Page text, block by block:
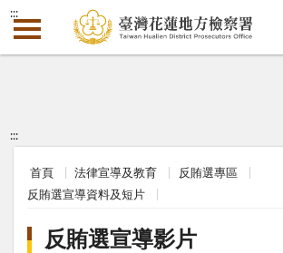
:::
:::
首頁 法律宣導及教育
反賄選專區
反賄選宣導資料及短片
反賄選宣導影片